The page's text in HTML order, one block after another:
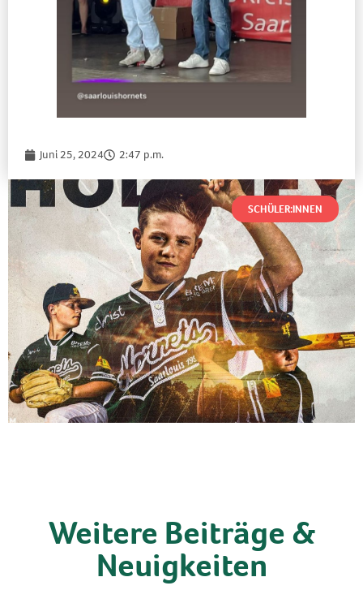
Juni 25, 2024 2:47 p.m.
SCHÜLER:INNEN
Weitere Beiträge &
Neuigkeiten